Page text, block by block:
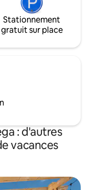
Stationnement
gratuit sur place
: d'autres
vacances